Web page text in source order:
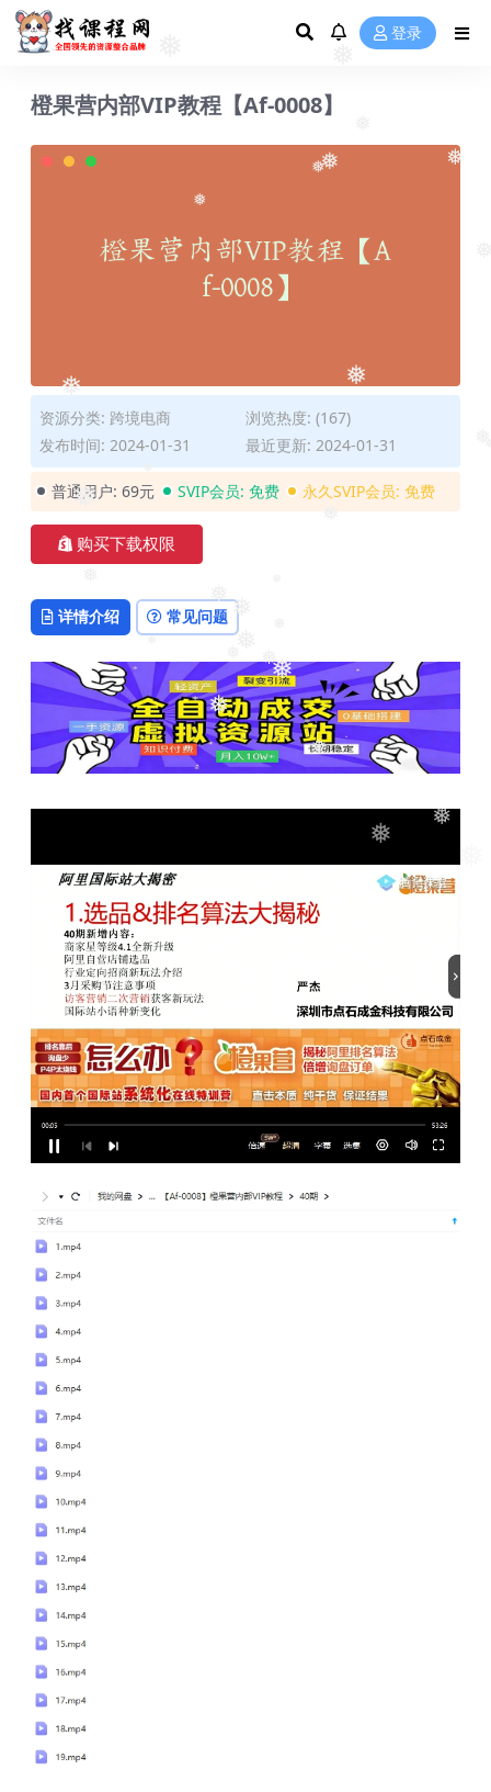
❅
❅
❅ ❅
❅
❅
❅
❅
❅
❅
❅
❅
❅
❅
❅
❅
❅
❅
❅
❅
❅
登录
橙果营内部VIP教程【Af-0008】
资源分类: 跨境电商
浏览热度: (167)
发布时间: 2024-01-31
最近更新: 2024-01-31
普通用户: 69元 SVIP会员: 免费 永久SVIP会员: 免费
购买下载权限
详情介绍 常见问题